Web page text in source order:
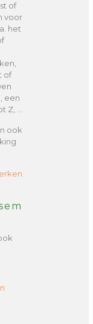
of
voor
het
of
een
Z, …
ook